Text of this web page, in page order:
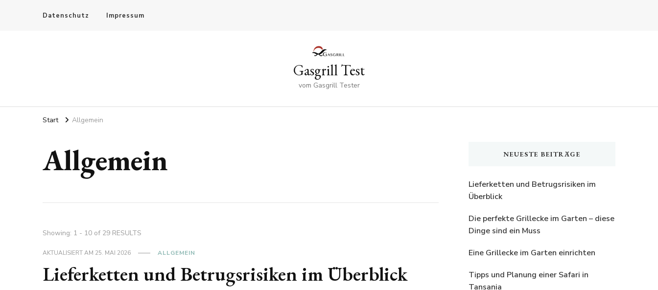
Datenschutz Impressum
Gasgrill Test
vom Gasgrill Tester
Start Allgemein
Allgemein
Showing: 1 - 10 of 29 RESULTS
AKTUALISIERT AM 25. MAI 2026 ALLGEMEIN
Lieferketten und Betrugsrisiken im Überblick
NEUESTE BEITRÄGE
Lieferketten und Betrugsrisiken im
Überblick
Die perfekte Grillecke im Garten – diese
Dinge sind ein Muss
Eine Grillecke im Garten einrichten
Tipps und Planung einer Safari in
Tansania